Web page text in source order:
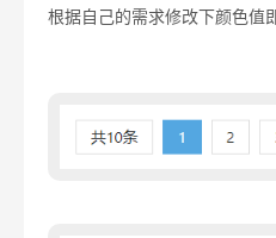
根据自己的需求修改下颜色值